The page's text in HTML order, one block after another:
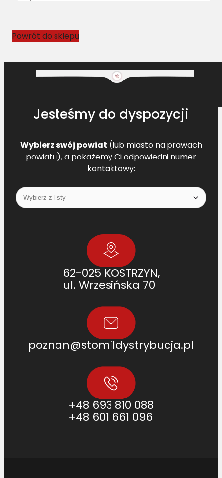
D
A
Powrót do sklepu
Jesteśmy do dyspozycji
Wybierz swój powiat (lub miasto na prawach
powiatu), a pokażemy Ci odpowiedni numer
kontaktowy:
62-025 KOSTRZYN,
ul. Wrzesińska 70
poznan@stomildystrybucja.pl
+48 693 810 088
+48 601 661 096